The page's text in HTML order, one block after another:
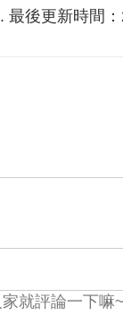
. 最後更新時間